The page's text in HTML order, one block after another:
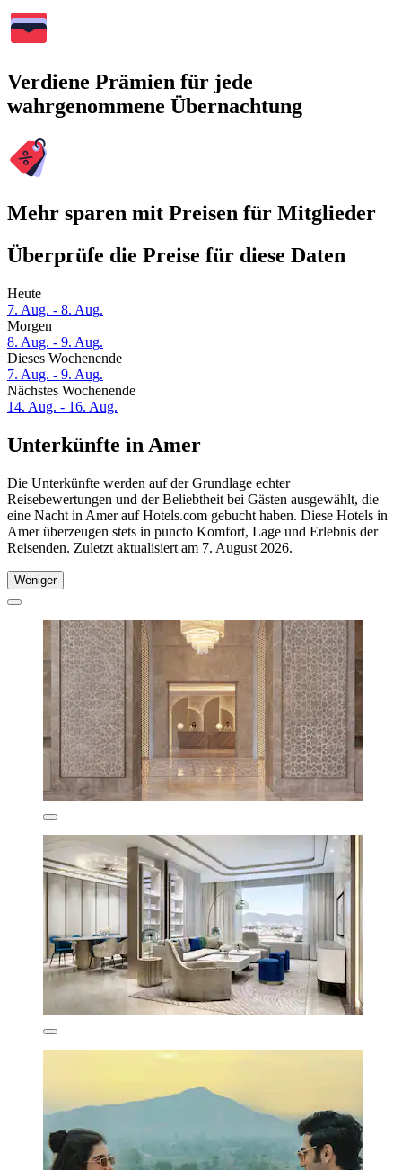
Verdiene Prämien für jede
wahrgenommene Übernachtung
Mehr sparen mit Preisen für Mitglieder
Überprüfe die Preise für diese Daten
Heute
7. Aug. - 8. Aug.
Morgen
8. Aug. - 9. Aug.
Dieses Wochenende
7. Aug. - 9. Aug.
Nächstes Wochenende
14. Aug. - 16. Aug.
Unterkünfte in Amer
Die Unterkünfte werden auf der Grundlage echter
Reisebewertungen und der Beliebtheit bei Gästen ausgewählt, die
eine Nacht in Amer auf Hotels.com gebucht haben. Diese Hotels in
Amer überzeugen stets in puncto Komfort, Lage und Erlebnis der
Reisenden. Zuletzt aktualisiert am 7. August 2026.
Weniger